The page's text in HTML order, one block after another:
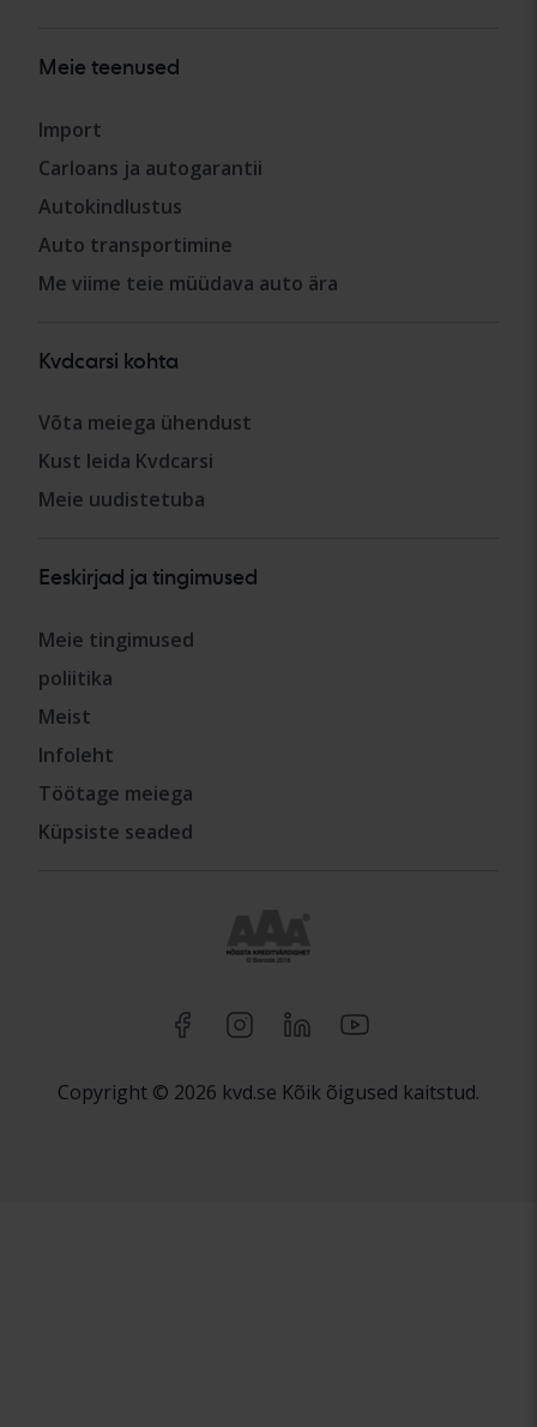
Meie teenused
Import
Carloans ja autogarantii
Autokindlustus
Auto transportimine
Me viime teie müüdava auto ära
Kvdcarsi kohta
Võta meiega ühendust
Kust leida Kvdcarsi
Meie uudistetuba
Eeskirjad ja tingimused
Meie tingimused
poliitika
Meist
Infoleht
Töötage meiega
Küpsiste seaded
Copyright © 2026 kvd.se Kõik õigused kaitstud.